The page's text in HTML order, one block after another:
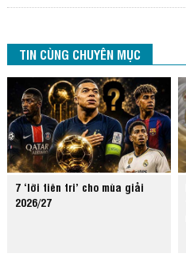
TIN CÙNG CHUYÊN MỤC
7 ‘lời tiên tri’ cho mùa giải
2026/27